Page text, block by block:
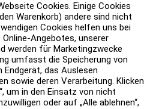
Cookies. Einige Cookies
Warenkorb) andere sind nicht
Cookies helfen uns bei
Angebotes, unserer
werden für Marketingzwecke
umfasst die Speicherung von
das Auslesen
sowie deren Verarbeitung. Klicken
um in den Einsatz von nicht
oder auf „Alle ablehnen“,